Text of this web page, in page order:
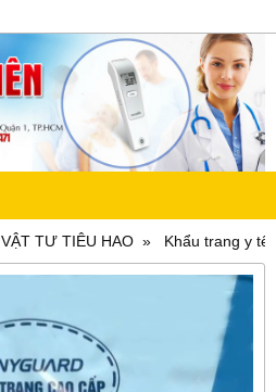
VẬT TƯ TIÊU HAO Khẩu trang y tế